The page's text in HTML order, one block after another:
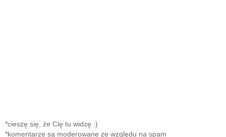
*cieszę się, że Cię tu widzę :)
*komentarze są moderowane ze względu na spam